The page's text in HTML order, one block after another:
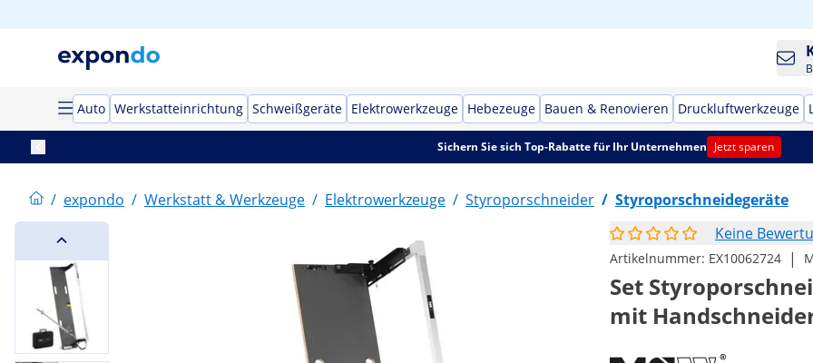
Auto Werkstatteinrichtung Schweißgeräte Elektrowerkzeuge Hebezeuge Bauen & Renovieren Druckluftwerkzeuge
Sichern Sie sich Top-Rabatte für Ihr Unternehmen Jetzt sparen
/ expondo / Werkstatt & Werkzeuge / Elektrowerkzeuge / Styroporschneider / Styroporschneidegeräte
Keine
Artikelnummer: EX10062724 |
Set
mit